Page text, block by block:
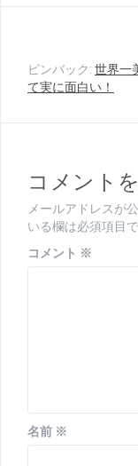
ン
ピンバック: 世界一
て実に面白い！
コメント
メールアドレスが
いる欄は必須項目
コメント ※
名前 ※